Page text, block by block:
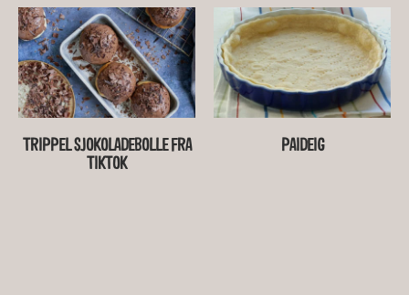
TRIPPEL SJOKOLADEBOLLE FRA
TIKTOK
PAIDEIG